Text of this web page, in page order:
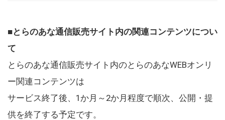
■とらのあな通信販売サイト内の関連コンテンツについ
て
とらのあな通信販売サイト内のとらのあなWEBオンリ
ー関連コンテンツは
サービス終了後、1か月～2か月程度で順次、公開・提
供を終了する予定です。